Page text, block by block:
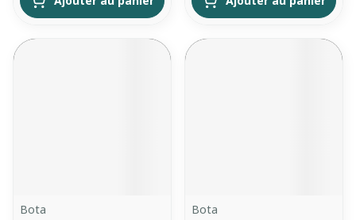
Bota
Bota